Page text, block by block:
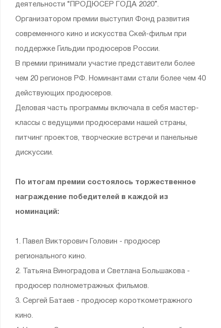
деятельности “ПРОДЮСЕР ГОДА 2020”.
Организатором премии выступил Фонд развития
современного кино и искусства Скей-фильм при
поддержке Гильдии продюсеров России.
В премии принимали участие представители более
чем 20 регионов РФ. Номинантами стали более чем 40
действующих продюсеров.
Деловая часть программы включала в себя мастер-
классы с ведущими продюсерами нашей страны,
питчинг проектов, творческие встречи и панельные
дискуссии.
По итогам премии состоялось торжественное
награждение победителей в каждой из
номинаций:
1. Павел Викторович Головин - продюсер
регионального кино.
2. Татьяна Виноградова и Светлана Большакова -
продюсер полнометражных фильмов.
3. Сергей Батаев - продюсер короткометражного
кино.